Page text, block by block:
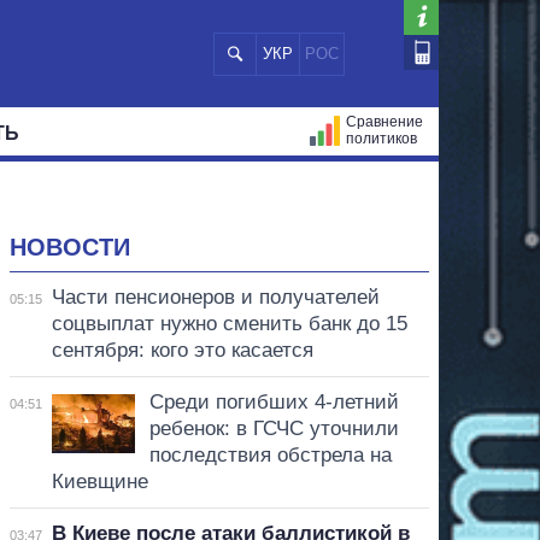
УКР РОС
Сравнение
политиков
НОВОСТИ
05:15
Части пенсионеров и получателей
соцвыплат нужно сменить банк до 15
сентября: кого это касается
04:51
Среди погибших 4-летний
ребенок: в ГСЧС уточнили
последствия обстрела на
Киевщине
03:47
В Киеве после атаки баллистикой в